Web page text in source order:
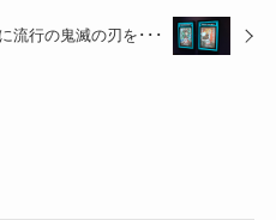
流行の鬼滅の刃を･･･